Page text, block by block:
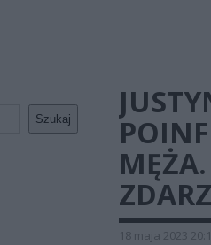
Szukaj
18 maja 2023